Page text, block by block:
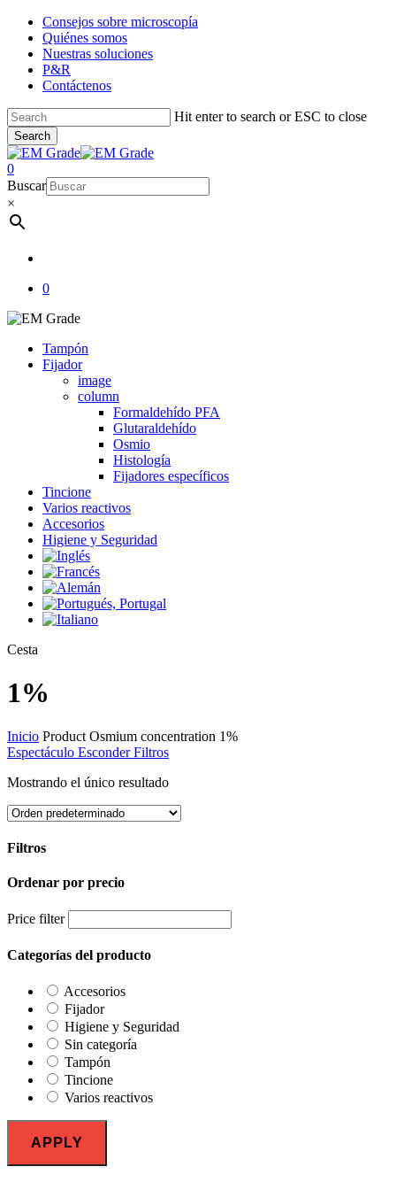
Skip
main
content
Consejos sobre microscopía
Quiénes somos
Nuestras soluciones
P&R
Contáctenos
Hit enter to search or ESC to close
Search
Close
Search
account
0
Menu
Buscar
×
0
Tampón
Fijador
image
column
Formaldehído PFA
Glutaraldehído
Osmio
Histología
Fijadores específicos
Tincione
Varios reactivos
Accesorios
Higiene y Seguridad
Cesta
1%
Inicio Product Osmium concentration 1%
Espectáculo Esconder Filtros
Mostrando el único resultado
Filtros
Close
Ordenar por precio
Price filter
Categorías del producto
Accesorios
Fijador
Higiene y Seguridad
Sin categoría
Tampón
Tincione
Varios reactivos
APPLY